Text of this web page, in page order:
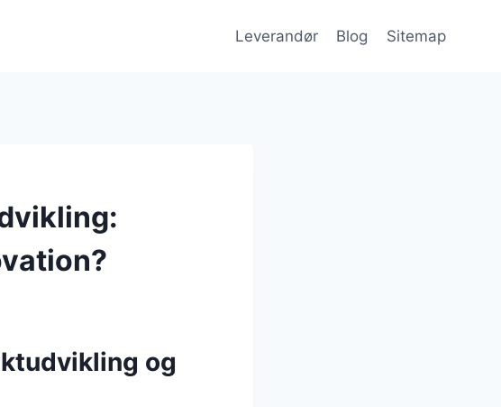
Leverandør Blog Sitemap
og